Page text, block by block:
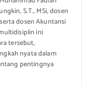
S.T., MSi, dosen
dosen Akuntansi
ini
tersebut,
nyata dalam
pentingnya